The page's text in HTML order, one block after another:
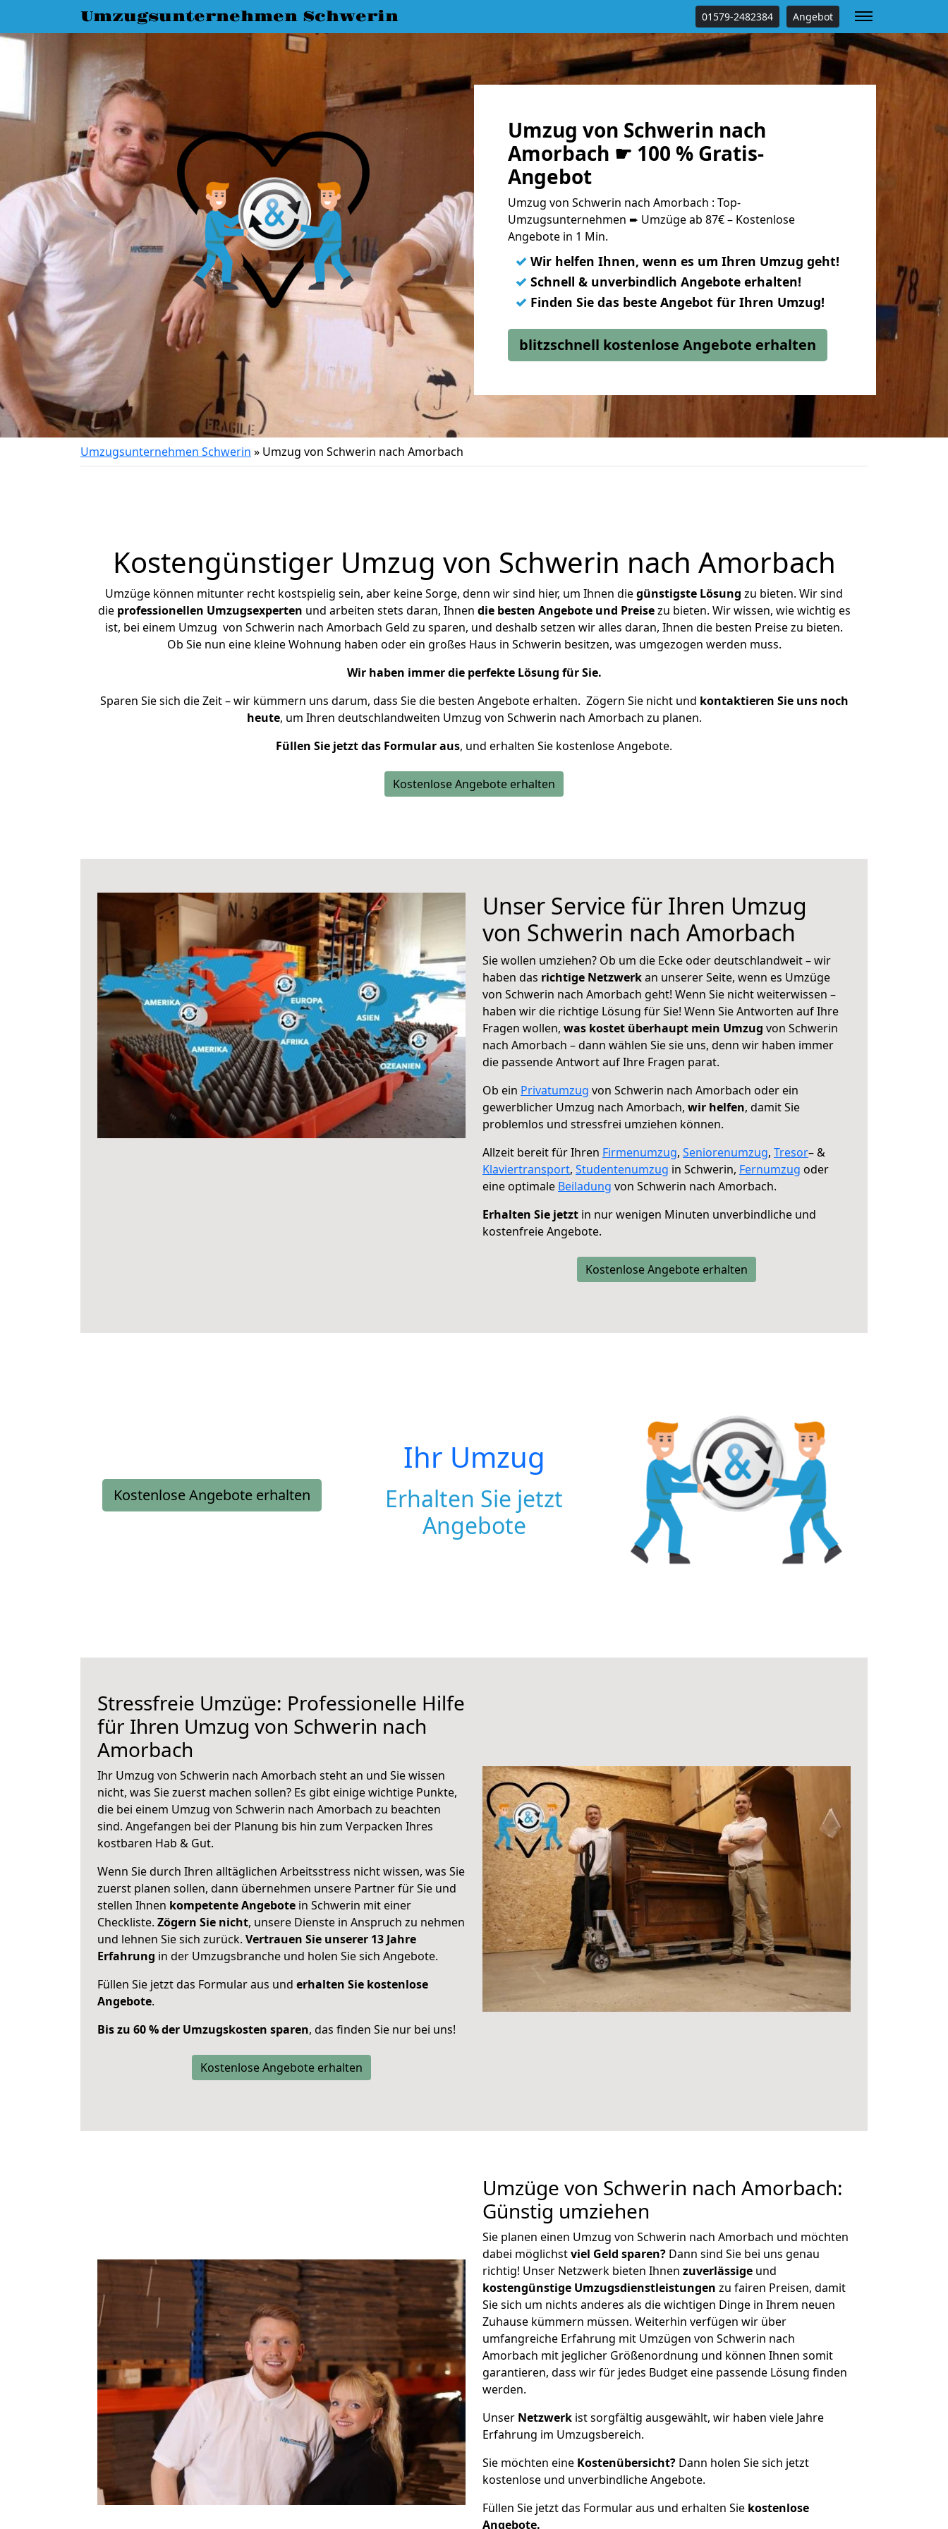
Umzugsunternehmen Schwerin 01579-2482384 Angebot
Umzug von Schwerin nach
Amorbach ☛ 100 % Gratis-
Angebot
Umzug von Schwerin nach Amorbach : Top-
Umzugsunternehmen ➨ Umzüge ab 87€ – Kostenlose
Angebote in 1 Min.
✓ Wir helfen Ihnen, wenn es um Ihren Umzug geht!
✓ Schnell & unverbindlich Angebote erhalten!
✓ Finden Sie das beste Angebot für Ihren Umzug!
blitzschnell kostenlose Angebote erhalten
Umzugsunternehmen Schwerin » Umzug von Schwerin nach Amorbach
Kostengünstiger Umzug von Schwerin nach Amorbach
Umzüge können mitunter recht kostspielig sein, aber keine Sorge, denn wir sind hier, um Ihnen diegünstigste Lösung zu bieten. Wir sind
die professionellen Umzugsexperten und arbeiten stets daran, Ihnen die besten Angebote und Preisezu bieten. Wir wissen, wie wichtig es
ist, bei einem Umzug von Schwerin nach Amorbach Geld zu sparen, und deshalb setzen wir alles daran, Ihnen die besten Preise zu bieten.
Ob Sie nun eine kleine Wohnung haben oder ein großes Haus in Schwerin besitzen, was umgezogen werden muss.
Wir haben immer die perfekte Lösung für Sie.
Sparen Sie sich die Zeit – wir kümmern uns darum, dass Sie die besten Angebote erhalten. Zögern Sie nicht und kontaktieren Sie uns noch
heute, um Ihren deutschlandweiten Umzug von Schwerin nach Amorbach zu planen.
Füllen Sie jetzt das Formular aus, und erhalten Sie kostenlose Angebote.
Kostenlose Angebote erhalten
Unser Service für Ihren Umzug
von Schwerin nach Amorbach
Sie wollen umziehen? Ob um die Ecke oder deutschlandweit – wir
haben das richtige Netzwerkan unserer Seite, wenn es Umzüge
von Schwerin nach Amorbach geht! Wenn Sie nicht weiterwissen –
haben wir die richtige Lösung für Sie! Wenn Sie Antworten auf Ihre
Fragen wollen, was kostet überhaupt mein Umzug von Schwerin
nach Amorbach – dann wählen Sie sie uns, denn wir haben immer
die passende Antwort auf Ihre Fragen parat.
Ob ein Privatumzug von Schwerin nach Amorbach oder ein
gewerblicher Umzug nach Amorbach, wir helfen, damit Sie
problemlos und stressfrei umziehen können.
Allzeit bereit für Ihren Firmenumzug, Seniorenumzug, Tresor– &
Klaviertransport, Studentenumzug in Schwerin, Fernumzug oder
eine optimale Beiladung von Schwerin nach Amorbach.
Erhalten Sie jetzt in nur wenigen Minuten unverbindliche und
kostenfreie Angebote.
Kostenlose Angebote erhalten
Kostenlose Angebote erhalten
Ihr Umzug
Erhalten Sie jetzt
Angebote
Stressfreie Umzüge: Professionelle Hilfe
für Ihren Umzug von Schwerin nach
Amorbach
Ihr Umzug von Schwerin nach Amorbach steht an und Sie wissen
nicht, was Sie zuerst machen sollen? Es gibt einige wichtige Punkte,
die bei einem Umzug von Schwerin nach Amorbach zu beachten
sind. Angefangen bei der Planung bis hin zum Verpacken Ihres
kostbaren Hab & Gut.
Wenn Sie durch Ihren alltäglichen Arbeitsstress nicht wissen, was Sie
zuerst planen sollen, dann übernehmen unsere Partner für Sie und
stellen Ihnen kompetente Angebote in Schwerin mit einer
Checkliste. Zögern Sie nicht, unsere Dienste in Anspruch zu nehmen
und lehnen Sie sich zurück. Vertrauen Sie unserer 13 Jahre
Erfahrung in der Umzugsbranche und holen Sie sich Angebote.
Füllen Sie jetzt das Formular aus und erhalten Sie kostenlose
Angebote.
Bis zu 60 % der Umzugskosten sparen, das finden Sie nur bei uns!
Kostenlose Angebote erhalten
Umzüge von Schwerin nach Amorbach:
Günstig umziehen
Sie planen einen Umzug von Schwerin nach Amorbach und möchten
dabei möglichstviel Geld sparen? Dann sind Sie bei uns genau
richtig! Unser Netzwerk bieten Ihnen zuverlässige und
kostengünstige Umzugsdienstleistungen zu fairen Preisen, damit
Sie sich um nichts anderes als die wichtigen Dinge in Ihrem neuen
Zuhause kümmern müssen. Weiterhin verfügen wir über
umfangreiche Erfahrung mit Umzügen von Schwerin nach
Amorbach mit jeglicher Größenordnung und können Ihnen somit
garantieren, dass wir für jedes Budget eine passende Lösung finden
werden.
Unser Netzwerk ist sorgfältig ausgewählt, wir haben viele Jahre
Erfahrung im Umzugsbereich.
Sie möchten eine Kostenübersicht? Dann holen Sie sich jetzt
kostenlose und unverbindliche Angebote.
Füllen Sie jetzt das Formular aus und erhalten Sie kostenlose
Angebote.